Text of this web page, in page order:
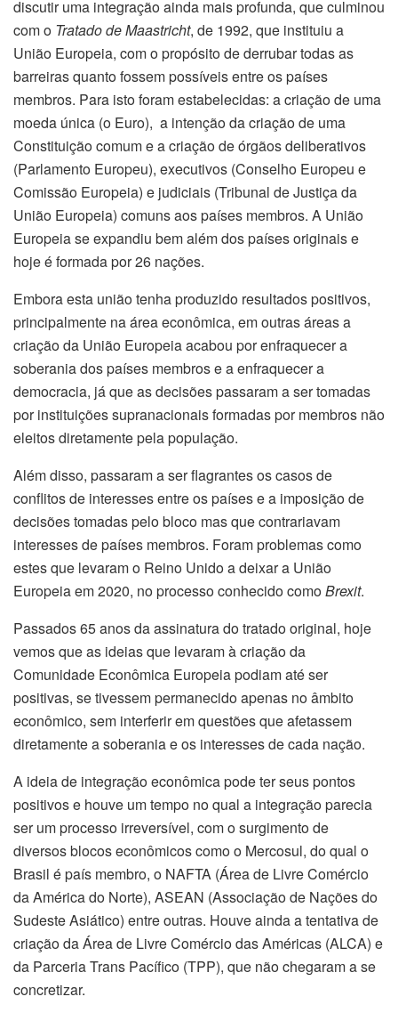
discutir uma integração ainda mais profunda, que culminou
com o Tratado de Maastricht, de 1992, que instituiu a
União Europeia, com o propósito de derrubar todas as
barreiras quanto fossem possíveis entre os países
membros. Para isto foram estabelecidas: a criação de uma
moeda única (o Euro), a intenção da criação de uma
Constituição comum e a criação de órgãos deliberativos
(Parlamento Europeu), executivos (Conselho Europeu e
Comissão Europeia) e judiciais (Tribunal de Justiça da
União Europeia) comuns aos países membros. A União
Europeia se expandiu bem além dos países originais e
hoje é formada por 26 nações.
Embora esta união tenha produzido resultados positivos,
principalmente na área econômica, em outras áreas a
criação da União Europeia acabou por enfraquecer a
soberania dos países membros e a enfraquecer a
democracia, já que as decisões passaram a ser tomadas
por instituições supranacionais formadas por membros não
eleitos diretamente pela população.
Além disso, passaram a ser flagrantes os casos de
conflitos de interesses entre os países e a imposição de
decisões tomadas pelo bloco mas que contrariavam
interesses de países membros. Foram problemas como
estes que levaram o Reino Unido a deixar a União
Europeia em 2020, no processo conhecido comoBrexit.
Passados 65 anos da assinatura do tratado original, hoje
vemos que as ideias que levaram à criação da
Comunidade Econômica Europeia podiam até ser
positivas, se tivessem permanecido apenas no âmbito
econômico, sem interferir em questões que afetassem
diretamente a soberania e os interesses de cada nação.
A ideia de integração econômica pode ter seus pontos
positivos e houve um tempo no qual a integração parecia
ser um processo irreversível, com o surgimento de
diversos blocos econômicos como o Mercosul, do qual o
Brasil é país membro, o NAFTA (Área de Livre Comércio
da América do Norte), ASEAN (Associação de Nações do
Sudeste Asiático) entre outras. Houve ainda a tentativa de
criação da Área de Livre Comércio das Américas (ALCA) e
da Parceria Trans Pacífico (TPP), que não chegaram a se
concretizar.